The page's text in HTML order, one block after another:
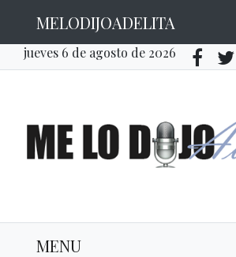
MELODIJOADELITA
jueves 6 de agosto de 2026
MENU